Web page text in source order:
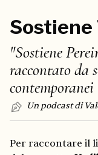
Sostiene
"Sostiene
raccontato da
contemporanei
Un podcast di
Per raccontare il